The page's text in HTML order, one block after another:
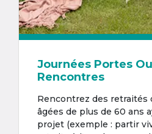
Journées Portes
Rencontres
Rencontrez des retraités
âgées de plus de 60 ans
projet (exemple : partir